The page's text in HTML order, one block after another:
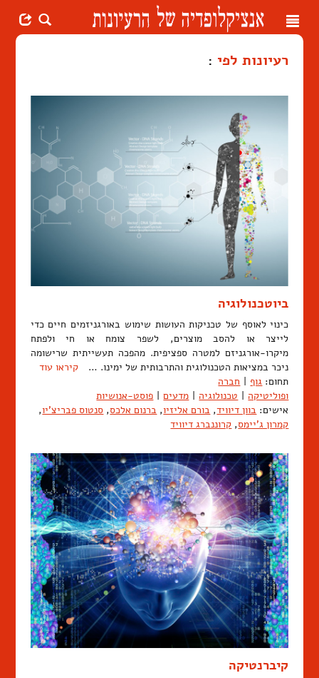
Toggle
רעיונות לפי :
ביוטכנולוגיה
כינוי לאוסף של טכניקות העושות שימוש באורגניזמים חיים כדי
לייצר או להסב מוצרים, לשפר צומח או חי ולפתח
מיקרו-אורגניזם למטרה ספציפית. מהפכה תעשייתית שרישומה
ניכר במציאות הטכנולוגית והתרבותית של ימינו. … קיראו עוד
תחום: גוף
חברה
ופוליטיקה
טכנולוגיה מדעים
פוסט-אנושיות
אישים: בוון דיוויד, בורם אליזיו, ברנום אלכס, סנטוס פבריצ'יו,
קמרון ג'יימס, קרוננברג דיוויד
קיברנטיקה